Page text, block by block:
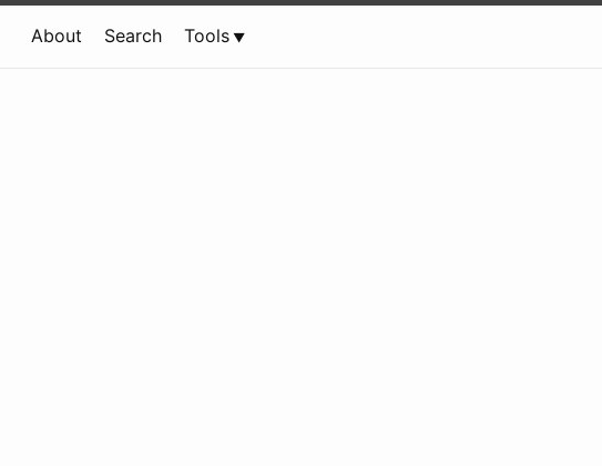
About Search Tools